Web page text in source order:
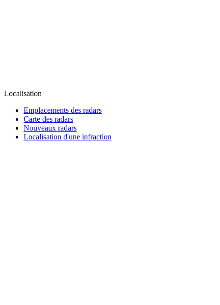
Localisation
Emplacements des radars
Carte des radars
Nouveaux radars
Localisation d'une infraction